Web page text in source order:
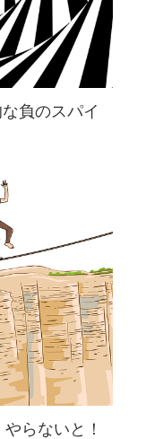
負のスパイ
らないと！